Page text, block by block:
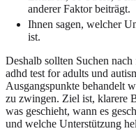
anderer Faktor beiträgt.
Ihnen sagen, welcher
ist.
Deshalb sollten Suchen
adhd test for adults und
Ausgangspunkte behandelt
zu zwingen. Ziel ist, klarere
was geschieht, wann es
und welche Unterstützung